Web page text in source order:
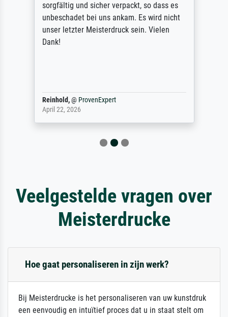
sorgfältig und sicher verpackt, so dass es
unbeschadet bei uns ankam. Es wird nicht
unser letzter Meisterdruck sein. Vielen
Dank!
Reinhold,@ ProvenExpert
April 22, 2026
Veelgestelde vragen over
Meisterdrucke
Hoe gaat personaliseren in zijn werk?
Bij Meisterdrucke is het personaliseren van uw kunstdruk
een eenvoudig en intuïtief proces dat u in staat stelt om